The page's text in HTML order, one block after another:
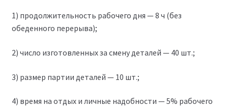
1) продолжительность рабочего дня — 8 ч (без
обеденного перерыва);
2) число изготовленных за смену деталей — 40 шт.;
3) размер партии деталей — 10 шт.;
4) время на отдых и личные надобности — 5% рабочего